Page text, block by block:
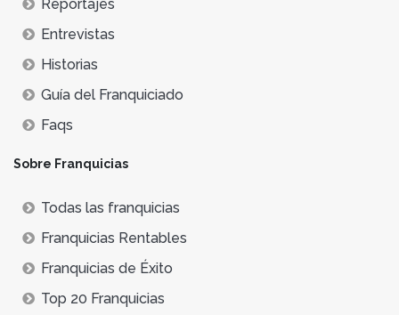
Reportajes
Entrevistas
Historias
Guía del Franquiciado
Faqs
Sobre Franquicias
Todas las franquicias
Franquicias Rentables
Franquicias de Éxito
Top 20 Franquicias